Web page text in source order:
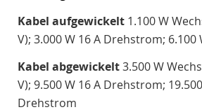
Kabel aufgewickelt 1.100 W
V); 3.000 W 16 A Drehstrom;
Kabel abgewickelt3.500 W
V); 9.500 W 16 A Drehstrom;
Drehstrom